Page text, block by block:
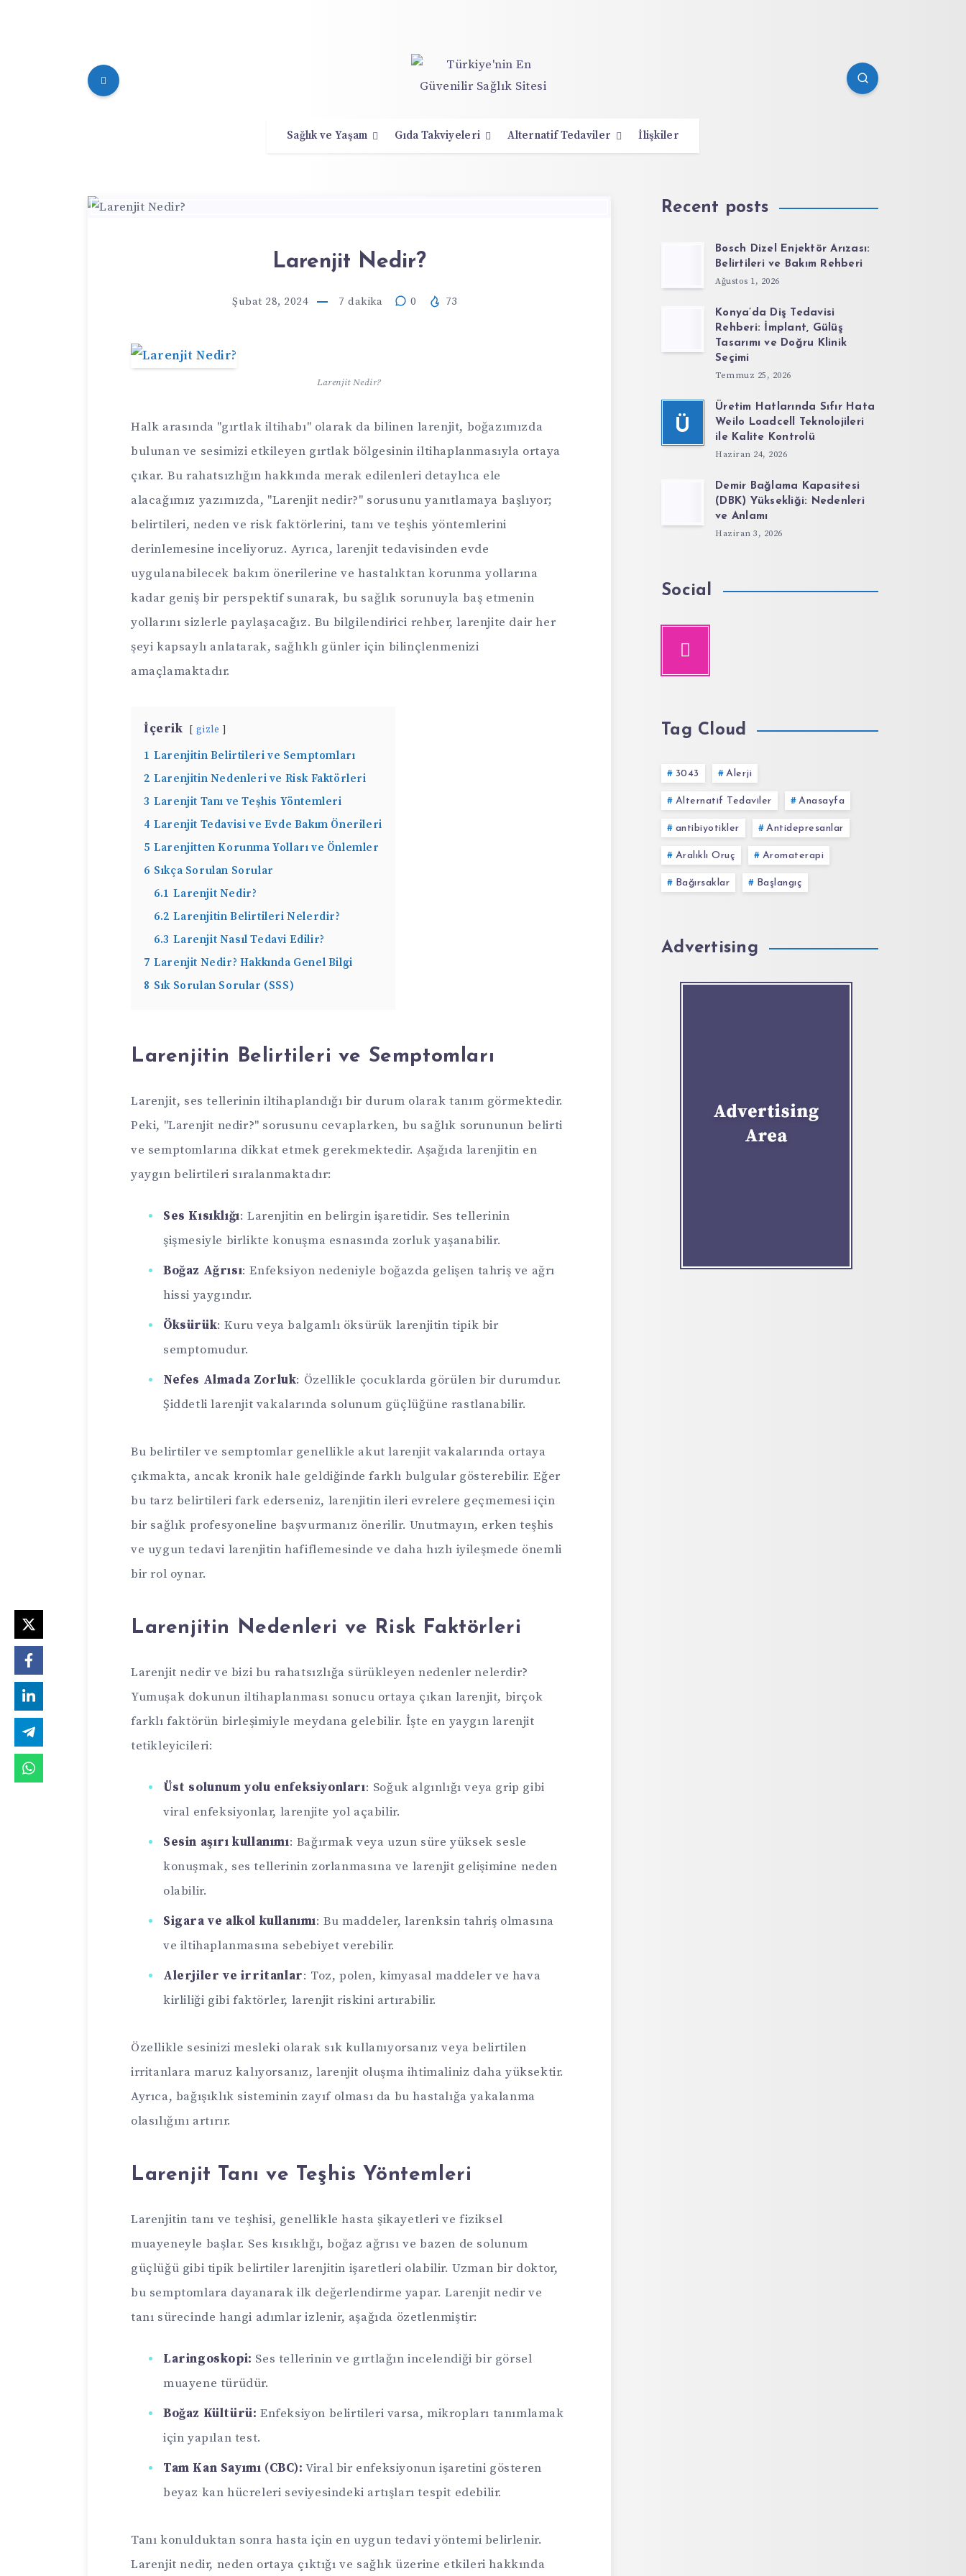
Sağlık ve Yaşam Gıda Takviyeleri Alternatif Tedaviler İlişkiler
Larenjit Nedir?
Şubat 28, 2024 7 dakika 0 73
Larenjit Nedir?
Halk arasında "gırtlak iltihabı" olarak da bilinen larenjit, boğazımızda
bulunan ve sesimizi etkileyen gırtlak bölgesinin iltihaplanmasıyla ortaya
çıkar. Bu rahatsızlığın hakkında merak edilenleri detaylıca ele
alacağımız yazımızda, "Larenjit nedir?" sorusunu yanıtlamaya başlıyor;
belirtileri, neden ve risk faktörlerini, tanı ve teşhis yöntemlerini
derinlemesine inceliyoruz. Ayrıca, larenjit tedavisinden evde
uygulanabilecek bakım önerilerine ve hastalıktan korunma yollarına
kadar geniş bir perspektif sunarak, bu sağlık sorunuyla baş etmenin
yollarını sizlerle paylaşacağız. Bu bilgilendirici rehber, larenjite dair her
şeyi kapsaylı anlatarak, sağlıklı günler için bilinçlenmenizi
amaçlamaktadır.
İçerik gizle
1 Larenjitin Belirtileri ve Semptomları
2 Larenjitin Nedenleri ve Risk Faktörleri
3 Larenjit Tanı ve Teşhis Yöntemleri
4 Larenjit Tedavisi ve Evde Bakım Önerileri
5 Larenjitten Korunma Yolları ve Önlemler
6 Sıkça Sorulan Sorular
6.1 Larenjit Nedir?
6.2 Larenjitin Belirtileri Nelerdir?
6.3 Larenjit Nasıl Tedavi Edilir?
7 Larenjit Nedir? Hakkında Genel Bilgi
8 Sık Sorulan Sorular (SSS)
Larenjitin Belirtileri ve Semptomları
Larenjit, ses tellerinin iltihaplandığı bir durum olarak tanım görmektedir.
Peki, "Larenjit nedir?" sorusunu cevaplarken, bu sağlık sorununun belirti
ve semptomlarına dikkat etmek gerekmektedir. Aşağıda larenjitin en
yaygın belirtileri sıralanmaktadır:
Ses Kısıklığı: Larenjitin en belirgin işaretidir. Ses tellerinin
şişmesiyle birlikte konuşma esnasında zorluk yaşanabilir.
Boğaz Ağrısı: Enfeksiyon nedeniyle boğazda gelişen tahriş ve ağrı
hissi yaygındır.
Öksürük: Kuru veya balgamlı öksürük larenjitin tipik bir
semptomudur.
Nefes Almada Zorluk: Özellikle çocuklarda görülen bir durumdur.
Şiddetli larenjit vakalarında solunum güçlüğüne rastlanabilir.
Bu belirtiler ve semptomlar genellikle akut larenjit vakalarında ortaya
çıkmakta, ancak kronik hale geldiğinde farklı bulgular gösterebilir. Eğer
bu tarz belirtileri fark ederseniz, larenjitin ileri evrelere geçmemesi için
bir sağlık profesyoneline başvurmanız önerilir. Unutmayın, erken teşhis
ve uygun tedavi larenjitin hafiflemesinde ve daha hızlı iyileşmede önemli
bir rol oynar.
Larenjitin Nedenleri ve Risk Faktörleri
Larenjit nedir ve bizi bu rahatsızlığa sürükleyen nedenler nelerdir?
Yumuşak dokunun iltihaplanması sonucu ortaya çıkan larenjit, birçok
farklı faktörün birleşimiyle meydana gelebilir. İşte en yaygın larenjit
tetikleyicileri:
Üst solunum yolu enfeksiyonları: Soğuk algınlığı veya grip gibi
viral enfeksiyonlar, larenjite yol açabilir.
Sesin aşırı kullanımı: Bağırmak veya uzun süre yüksek sesle
konuşmak, ses tellerinin zorlanmasına ve larenjit gelişimine neden
olabilir.
Sigara ve alkol kullanımı: Bu maddeler, larenksin tahriş olmasına
ve iltihaplanmasına sebebiyet verebilir.
Alerjiler ve irritanlar: Toz, polen, kimyasal maddeler ve hava
kirliliği gibi faktörler, larenjit riskini artırabilir.
Özellikle sesinizi mesleki olarak sık kullanıyorsanız veya belirtilen
irritanlara maruz kalıyorsanız, larenjit oluşma ihtimaliniz daha yüksektir.
Ayrıca, bağışıklık sisteminin zayıf olması da bu hastalığa yakalanma
olasılığını artırır.
Larenjit Tanı ve Teşhis Yöntemleri
Larenjitin tanı ve teşhisi, genellikle hasta şikayetleri ve fiziksel
muayeneyle başlar. Ses kısıklığı, boğaz ağrısı ve bazen de solunum
güçlüğü gibi tipik belirtiler larenjitin işaretleri olabilir. Uzman bir doktor,
bu semptomlara dayanarak ilk değerlendirme yapar. Larenjit nedir ve
tanı sürecinde hangi adımlar izlenir, aşağıda özetlenmiştir:
Laringoskopi: Ses tellerinin ve gırtlağın incelendiği bir görsel
muayene türüdür.
Boğaz Kültürü: Enfeksiyon belirtileri varsa, mikropları tanımlamak
için yapılan test.
Tam Kan Sayımı (CBC): Viral bir enfeksiyonun işaretini gösteren
beyaz kan hücreleri seviyesindeki artışları tespit edebilir.
Tanı konulduktan sonra hasta için en uygun tedavi yöntemi belirlenir.
Larenjit nedir, neden ortaya çıktığı ve sağlık üzerine etkileri hakkında
Recent posts
Bosch Dizel Enjektör Arızası:
Belirtileri ve Bakım Rehberi
Ağustos 1, 2026
Konya’da Diş Tedavisi
Rehberi: İmplant, Gülüş
Tasarımı ve Doğru Klinik
Seçimi
Temmuz 25, 2026
Ü
Üretim Hatlarında Sıfır Hata
Weilo Loadcell Teknolojileri
ile Kalite Kontrolü
Haziran 24, 2026
Demir Bağlama Kapasitesi
(DBK) Yüksekliği: Nedenleri
ve Anlamı
Haziran 3, 2026
Social
Tag Cloud
3043 Alerji
Alternatif Tedaviler Anasayfa
antibiyotikler Antidepresanlar
Aralıklı Oruç Aromaterapi
Bağırsaklar Başlangıç
Advertising